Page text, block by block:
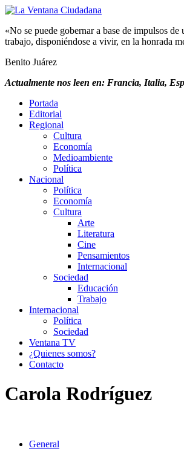
«No se puede gobernar a base de impulsos
trabajo, disponiéndose a vivir, en la honrada
Benito Juárez
Actualmente nos leen en: Francia, Italia,
Portada
Editorial
Regional
Cultura
Economía
Medioambiente
Política
Nacional
Política
Economía
Cultura
Arte
Literatura
Cine
Pensamientos
Internacional
Sociedad
Educación
Trabajo
Internacional
Política
Sociedad
Ventana TV
¿Quienes somos?
Contacto
Carola Rodríguez
General